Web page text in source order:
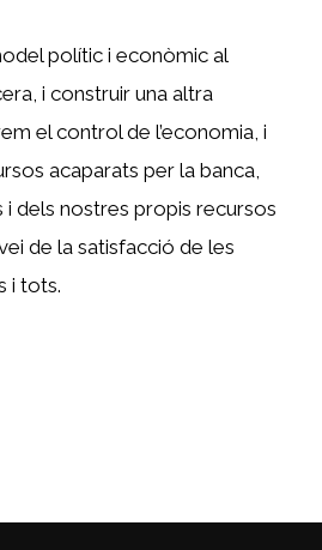
polític i econòmic al
i construir una altra
el control de l’economia, i
acaparats per la banca,
i dels nostres propis recursos
de la satisfacció de les
i tots.